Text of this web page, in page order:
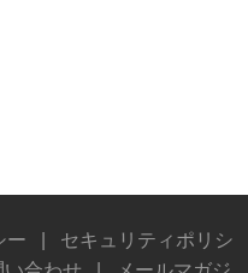
ー
セキュリティポリシ